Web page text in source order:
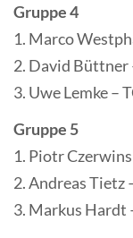
Gruppe 4
1. Marco
2. David Büttner
3. Uwe Lemke –
Gruppe 5
1. Piotr
2. Andreas Tietz
3. Markus Hardt